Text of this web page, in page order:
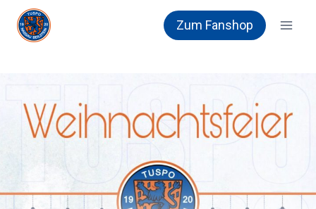
Zum
Inhalt
springen
Zum Fanshop